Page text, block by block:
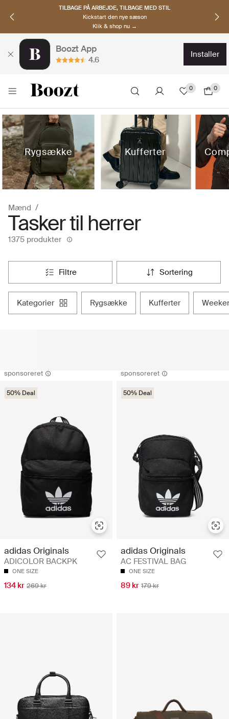
OPDAG NORDISKE BRANDS
Must-haves til den nye sæson
Klik & shop nu →
Boozt App
4.6
installer
0 0
Rygsække Kufferter
Mænd
Tasker til herrer
1375 produkter
filtre sortering
kategorier rygsække kufferter
sponsoreret
50% Deal
adidas Originals
ADICOLOR BACKPK
ONE SIZE
134 kr 269 kr
sponsoreret
50% Deal
adidas Originals
AC FESTIVAL BAG
ONE SIZE
89 kr 179 kr